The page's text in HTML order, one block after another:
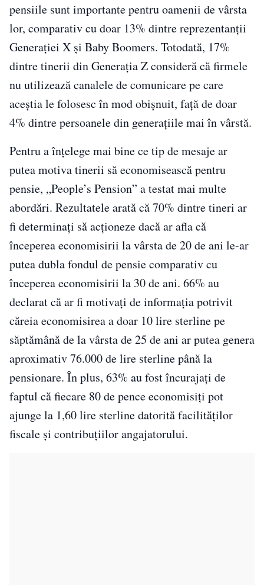
pensiile sunt importante pentru oamenii de vârsta
lor, comparativ cu doar 13% dintre reprezentanții
Generației X și Baby Boomers. Totodată, 17%
dintre tinerii din Generația Z consideră că firmele
nu utilizează canalele de comunicare pe care
aceștia le folosesc în mod obișnuit, față de doar
4% dintre persoanele din generațiile mai în vârstă.
Pentru a înțelege mai bine ce tip de mesaje ar
putea motiva tinerii să economisească pentru
pensie, „People’s Pension” a testat mai multe
abordări. Rezultatele arată că 70% dintre tineri ar
fi determinați să acționeze dacă ar afla că
începerea economisirii la vârsta de 20 de ani le-ar
putea dubla fondul de pensie comparativ cu
începerea economisirii la 30 de ani. 66% au
declarat că ar fi motivați de informația potrivit
căreia economisirea a doar 10 lire sterline pe
săptămână de la vârsta de 25 de ani ar putea genera
aproximativ 76.000 de lire sterline până la
pensionare. În plus, 63% au fost încurajați de
faptul că fiecare 80 de pence economisiți pot
ajunge la 1,60 lire sterline datorită facilităților
fiscale și contribuțiilor angajatorului.